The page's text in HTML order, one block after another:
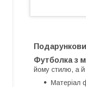
Футболка з
йому стилю, а й
Матеріал